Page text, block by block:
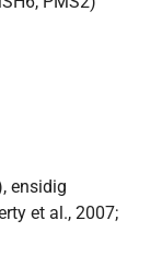
ensidig
et al., 2007;